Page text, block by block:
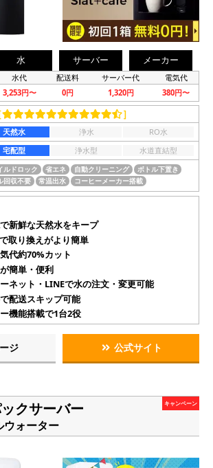
水 サーバー メーカー
水代 配送料 サーバー代 電気代
3,253円〜 0円 1,320円 380円〜
］
天然水 浄水
RO水
宅配型 浄水型
水道直結型
ルドロック 省エネ 自動クリーニング
ボトル下置き
回収不要
常温出水 コーヒーメーカー搭載
新鮮な天然水をキープ
取り換えがより簡単
代約70%カット
簡単・便利
ネット・LINEで水の注文・変更可能
配送スキップ可能
機能搭載で1台2役
ジ 公式サイト
クサーバー
ウォーター
キャンペーン